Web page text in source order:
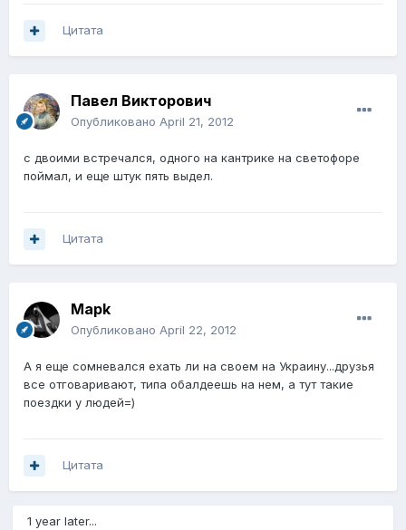
Цитата
Павел Викторович
Опубликовано April 21, 2012
с двоими встречался, одного на кантрике на светофоре
поймал, и еще штук пять выдел.
Цитата
Mapk
Опубликовано April 22, 2012
А я еще сомневался ехать ли на своем на Украину...друзья
все отговаривают, типа обалдеешь на нем, а тут такие
поездки у людей=)
Цитата
1 year later...